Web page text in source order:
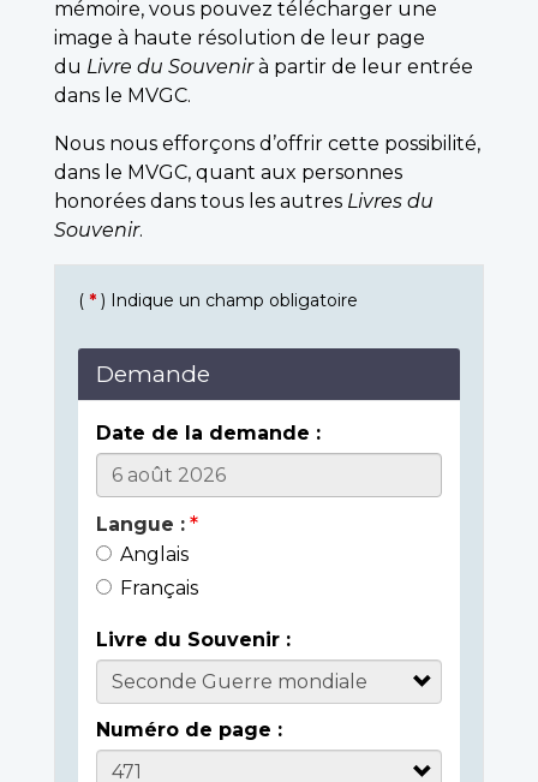
mémoire, vous pouvez télécharger une
image à haute résolution de leur page
du Livre du Souvenirà partir de leur entrée
dans le MVGC.
Nous nous efforçons d’offrir cette possibilité,
dans le MVGC, quant aux personnes
honorées dans tous les autres Livres du
Souvenir.
( * ) Indique un champ obligatoire
Demande
Date de la demande :
Langue :
Anglais
Français
Livre du Souvenir :
Numéro de page :